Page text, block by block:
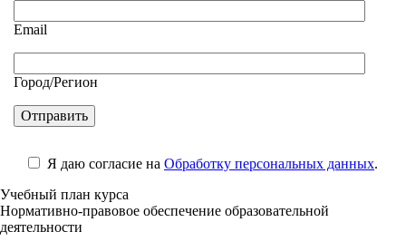
Email
Город/Регион
Я даю согласие на Обработку персональных данных.
Учебный план курса
Нормативно-правовое обеспечение образовательной
деятельности